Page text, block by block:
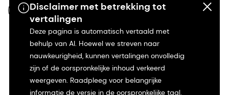
Disclaimer met betrekking tot
vertalingen
Deze pagina is automatisch vertaald met
behulp van AI. Hoewel we streven naar
nauwkeurigheid, kunnen vertalingen onvolledig
zijn of de oorspronkelijke inhoud verkeerd
weergeven. Raadpleeg voor belangrijke
informatie de versie in de oorspronkelijke taal.
NL-NL